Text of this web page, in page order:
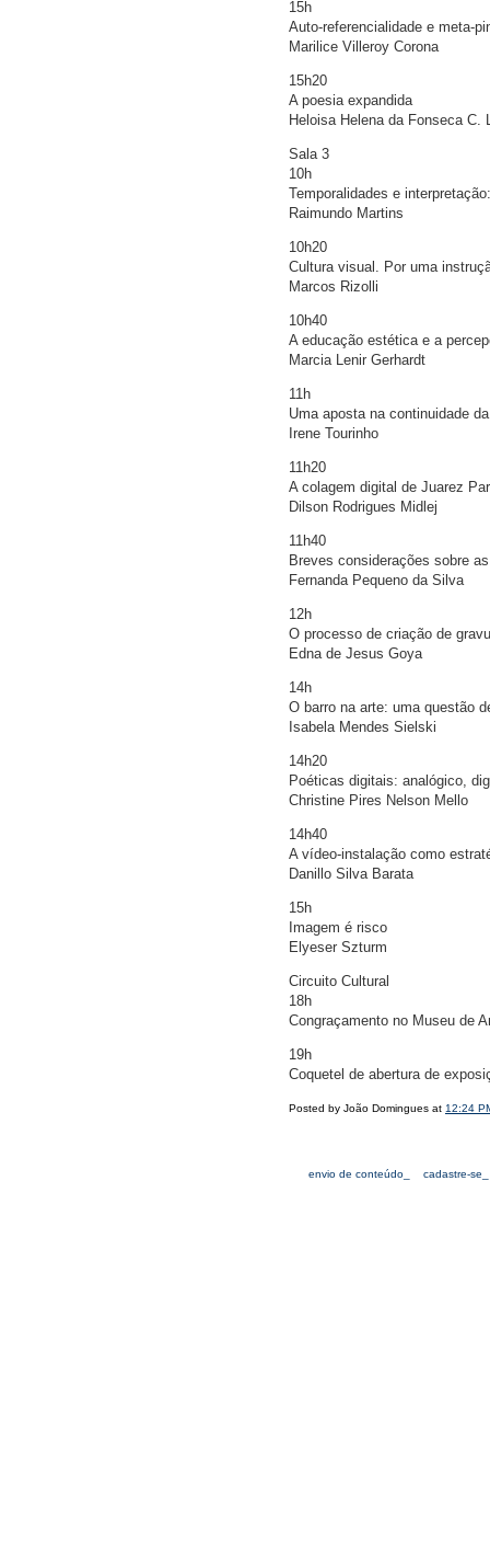
15h
Auto-referencialidade e meta-
Marilice Villeroy Corona
15h20
A poesia expandida
Heloisa Helena da Fonseca C.
Sala 3
10h
Temporalidades e
Raimundo Martins
10h20
Cultura visual. Por uma
Marcos Rizolli
10h40
A educação estética e a
Marcia Lenir Gerhardt
11h
Uma aposta na continuidade
Irene Tourinho
11h20
A colagem digital de Juarez
Dilson Rodrigues Midlej
11h40
Breves considerações sobre
Fernanda Pequeno da Silva
12h
O processo de criação de
Edna de Jesus Goya
14h
O barro na arte: uma questão
Isabela Mendes Sielski
14h20
Poéticas digitais: analógico,
Christine Pires Nelson Mello
14h40
A vídeo-instalação como
Danillo Silva Barata
15h
Imagem é risco
Elyeser Szturm
Circuito Cultural
18h
Congraçamento no Museu de
19h
Coquetel de abertura de
Posted by João Domingues at 12:24
envio de conteúdo_ cadastre-se_